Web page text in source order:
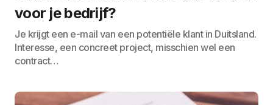
voor je bedrijf?
Je krijgt een e-mail van een potentiële klant in Duitsland.
Interesse, een concreet project, misschien wel een
contract…